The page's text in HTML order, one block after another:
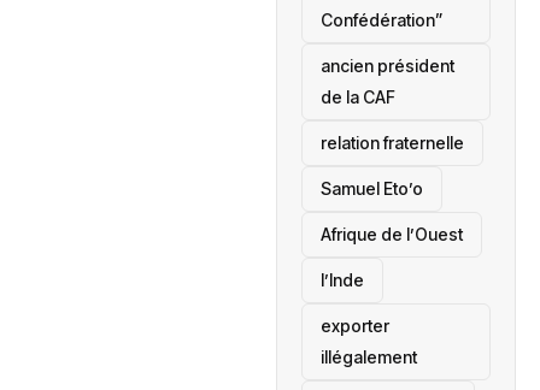
Confédération”
ancien président
de la CAF
relation fraternelle
Samuel Eto’o
Afrique de l’Ouest
l’Inde
exporter
illégalement